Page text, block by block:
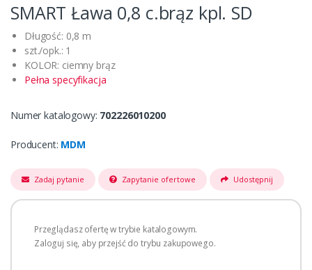
SMART Ława 0,8 c.brąz kpl. SD
Długość: 0,8 m
szt./opk.: 1
KOLOR: ciemny brąz
Pełna specyfikacja
Numer katalogowy: 702226010200
Producent: MDM
Zadaj pytanie Zapytanie ofertowe Udostępnij
Przeglądasz ofertę w trybie katalogowym.
Zaloguj się, aby przejść do trybu zakupowego.